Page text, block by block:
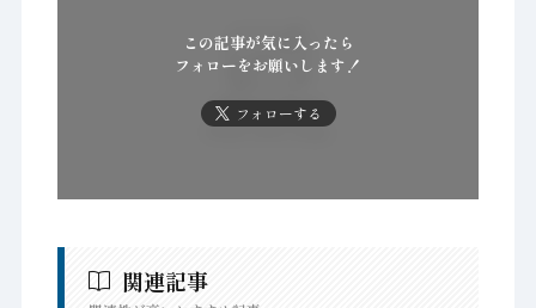
この記事が気に入ったら
フォローをお願いします！
フォローする
関連記事